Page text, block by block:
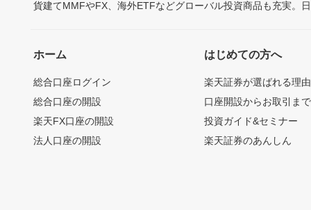
貨建てMMFやFX、海外ETFなどグローバル投資商品も充実。
ホーム
総合口座ログイン
総合口座の開設
楽天FX口座の開設
法人口座の開設
はじめての方へ
楽天証券が選ばれる理由
口座開設からお取引ま
投資ガイド&セミナー
楽天証券のあんしん